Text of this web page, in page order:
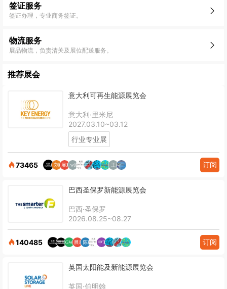
签证服务
签证办理，专业商务签证。
物流服务
展品物流，负责清关及展位配送服务。
推荐展会
意大利可再生能源展览会
意大利·里米尼
2027.03.10~03.12
行业专业展
73465 订阅
巴西圣保罗新能源展览会
巴西·圣保罗
2026.08.25~08.27
140485 订阅
英国太阳能及新能源展览会
英国·伯明翰